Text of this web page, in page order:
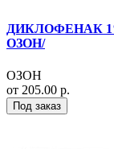
ДИКЛОФЕНАК
ОЗОН/
ОЗОН
от 205.00 р.
Под заказ